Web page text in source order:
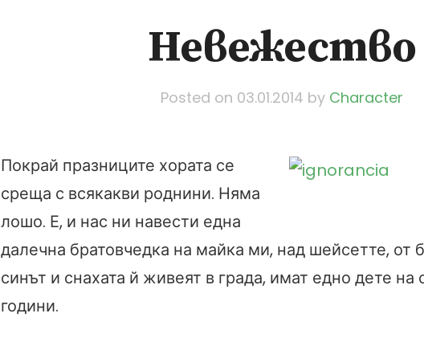
Невежество
Posted on 03.01.2014 by Character
Покрай празниците хората се
среща с всякакви роднини. Няма
лошо. Е, и нас ни навести една
далечна братовчедка на майка ми, над шейсетте, от
синът и снахата й живеят в града, имат едно дете на
години.